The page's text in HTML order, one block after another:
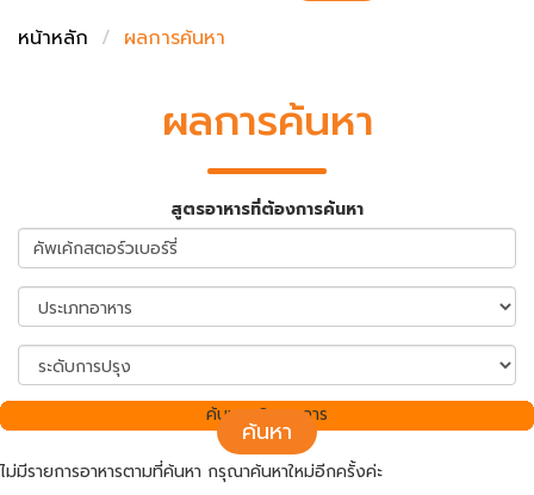
หน้าหลัก
ผลการค้นหา
ผลการค้นหา
สูตรอาหารที่ต้องการค้นหา
ค้นหา
ไม่มีรายการอาหารตามที่ค้นหา กรุณาค้นหาใหม่อีกครั้งค่ะ
ค้นพบ 0 รายการ